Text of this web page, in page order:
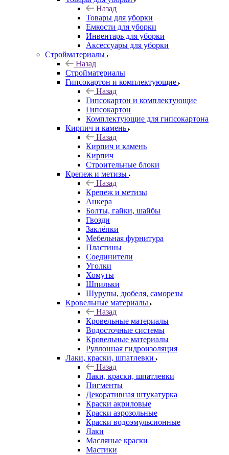
Назад
Товары для уборки
Емкости для уборки
Инвентарь для уборки
Аксессуары для уборки
Стройматериалы
Назад
Стройматериалы
Гипсокартон и комплектующие
Назад
Гипсокартон и комплектующие
Гипсокартон
Комплектующие для гипсокартона
Кирпич и камень
Назад
Кирпич и камень
Кирпич
Строительные блоки
Крепеж и метизы
Назад
Крепеж и метизы
Анкера
Болты, гайки, шайбы
Гвозди
Заклёпки
Мебельная фурнитура
Пластины
Соединители
Уголки
Хомуты
Шпильки
Шурупы, дюбеля, саморезы
Кровельные материалы
Назад
Кровельные материалы
Водосточные системы
Кровельные материалы
Руллонная гидроизоляция
Лаки, краски, шпатлевки
Назад
Лаки, краски, шпатлевки
Пигменты
Декоративная штукатурка
Краски акриловые
Краски аэрозольные
Краски водоэмульсионные
Лаки
Масляные краски
Мастики